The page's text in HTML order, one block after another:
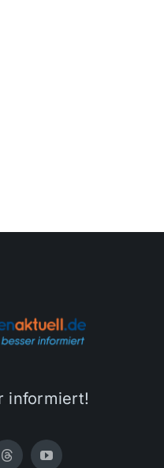
informiert!